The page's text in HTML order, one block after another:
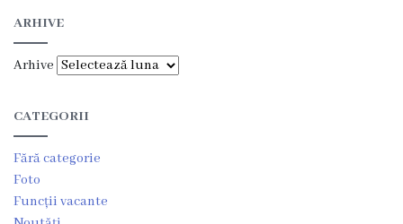
Regulamentul
intern
de
acțiuni
Funcții
ARHIVE
Arhive
CATEGORII
Fără categorie
Foto
Funcții vacante